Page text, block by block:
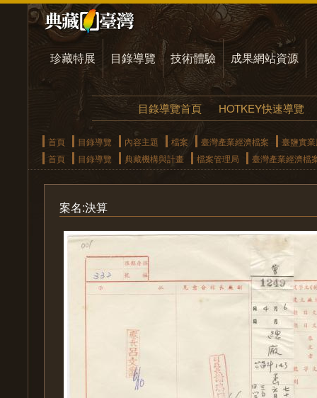
珍藏特展 目錄導覽 技術體驗 成果網站資源
目錄導覽首頁 HOTKEY快速導覽
首頁 目錄導覽 內容主題 檔案 臺灣產業經濟檔案
臺鹽實
首頁
目錄導覽 典藏機構與計畫 檔案管理局 臺灣產業經濟檔
案名:決算